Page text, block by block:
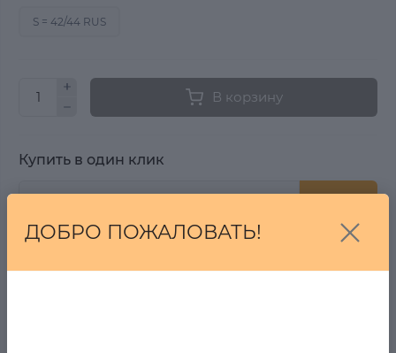
S = 42/44 RUS
В корзину
Купить в один клик
ДОБРО ПОЖАЛОВАТЬ!